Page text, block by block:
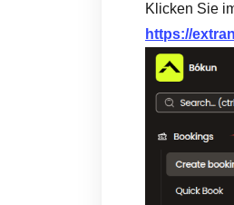
Klicken Sie
https://